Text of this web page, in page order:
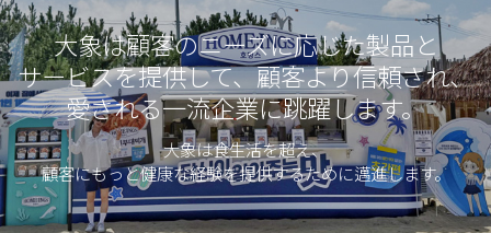
大象は顧客のニーズに応じた製品と
サービスを提供して、顧客より信頼され、
愛される一流企業に跳躍します。
大象は食生活を超え、
顧客にもっと健康な経験を提供するために邁進します。